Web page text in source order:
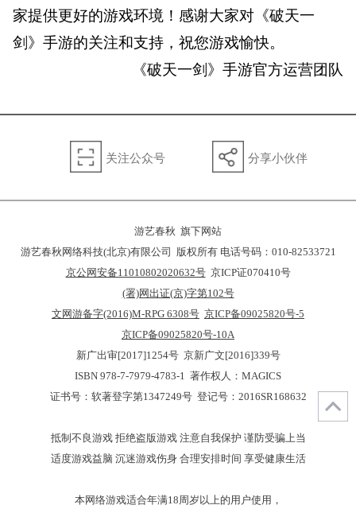
家提供更好的游戏环境！感谢大家对《破天一
剑》手游的关注和支持，祝您游戏愉快。
《破天一剑》手游官方运营团队
关注公众号 分享小伙伴
游艺春秋 旗下网站
游艺春秋网络科技(北京)有限公司 版权所有 电话号码：010-82533721
京公网安备11010802020632号京ICP证070410号
(署)网出证(京)字第102号
文网游备字(2016)M-RPG 6308号 京ICP备09025820号-5
京ICP备09025820号-10A
新广出审[2017]1254号 京新广文[2016]339号
ISBN 978-7-7979-4783-1 著作权人：MAGICS
证书号：软著登字第1347249号 登记号：2016SR168632
抵制不良游戏 拒绝盗版游戏 注意自我保护 谨防受骗上当
适度游戏益脑 沉迷游戏伤身 合理安排时间 享受健康生活
本网络游戏适合年满18周岁以上的用户使用，